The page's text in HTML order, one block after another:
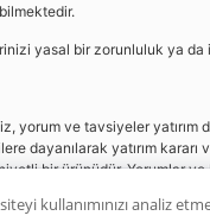
yasal bir zorunluluk ya
yorum ve tavsiyeler yatırım
dayanılarak yatırım
bir ürünüdür. Yorumlar
kullanımınızı analiz